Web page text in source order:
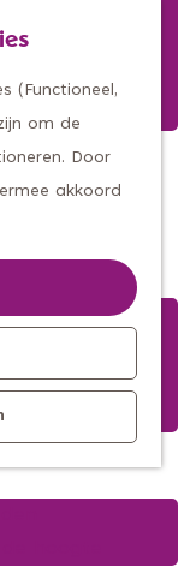
(Functioneel,
om de
Door
akkoord
groep
grootse